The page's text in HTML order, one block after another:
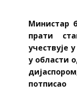
Министар
прати
учествује
у области